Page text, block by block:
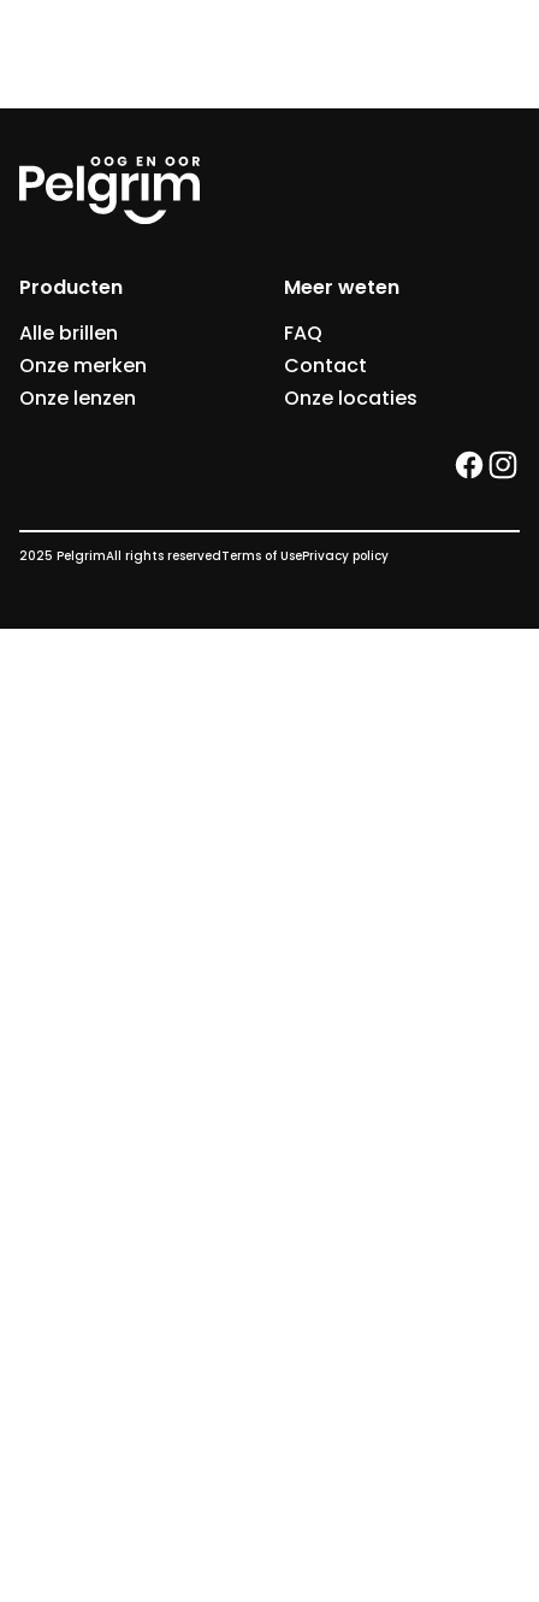
Producten
Alle brillen
Onze merken
Onze lenzen
Meer weten
FAQ
Contact
Onze locaties
2025 PelgrimAll rights reservedTerms of UsePrivacy policy